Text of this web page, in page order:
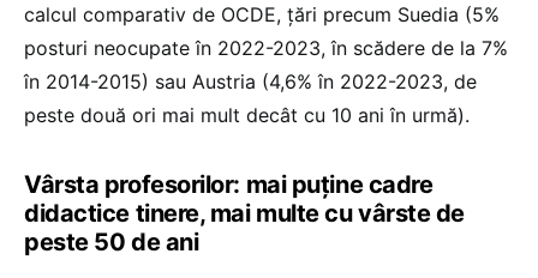
calcul comparativ de OCDE, țări precum Suedia (5%
posturi neocupate în 2022-2023, în scădere de la 7%
în 2014-2015) sau Austria (4,6% în 2022-2023, de
peste două ori mai mult decât cu 10 ani în urmă).
Vârsta profesorilor: mai puține cadre
didactice tinere, mai multe cu vârste de
peste 50 de ani